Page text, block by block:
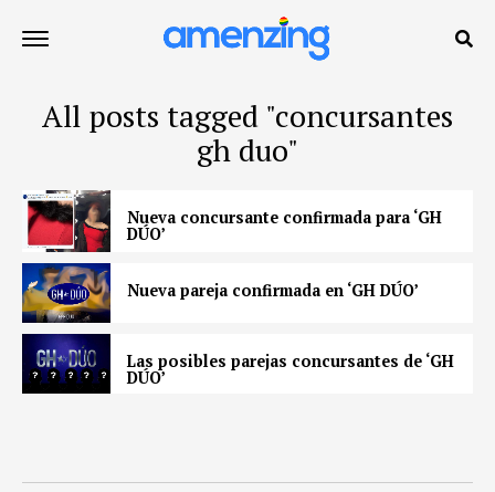
All posts tagged "concursantes
gh duo"
Nueva concursante confirmada para ‘GH
DÚO’
Nueva pareja confirmada en ‘GH DÚO’
Las posibles parejas concursantes de ‘GH
DÚO’